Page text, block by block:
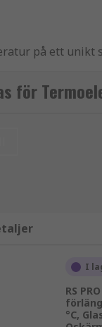
på ett
slitstark
för
I
RS
°C,